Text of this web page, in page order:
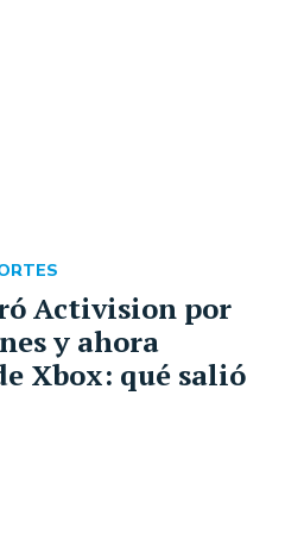
Activision por
y ahora
Xbox: qué salió